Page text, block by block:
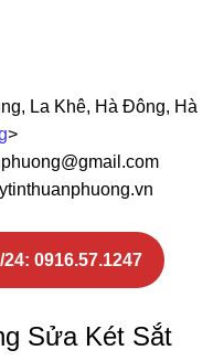
La Khê, Hà Đông, Hà
>
24: 0916.57.1247
Sửa Két Sắt